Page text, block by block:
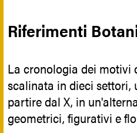
Riferimenti
La cronologia dei motivi
scalinata in dieci settori,
partire dal X, in
geometrici, figurativi e